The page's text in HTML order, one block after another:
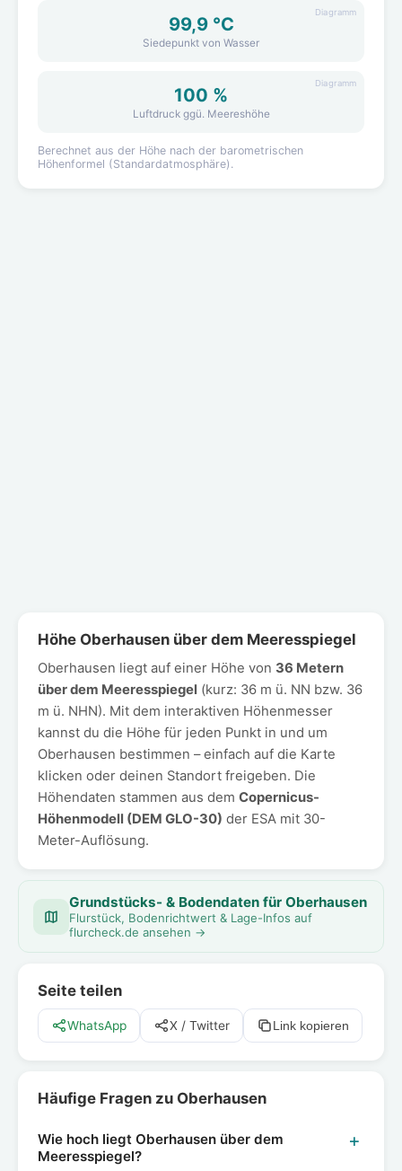
99,9 °C
Siedepunkt von Wasser
Diagramm
100 %
Luftdruck ggü. Meereshöhe
Diagramm
Berechnet aus der Höhe nach der barometrischen
Höhenformel (Standardatmosphäre).
Höhe Oberhausen über dem Meeresspiegel
Oberhausen liegt auf einer Höhe von 36 Metern
über dem Meeresspiegel (kurz: 36 m ü. NN bzw. 36
m ü. NHN). Mit dem interaktiven Höhenmesser
kannst du die Höhe für jeden Punkt in und um
Oberhausen bestimmen – einfach auf die Karte
klicken oder deinen Standort freigeben. Die
Höhendaten stammen aus dem Copernicus-
Höhenmodell (DEM GLO-30) der ESA mit 30-
Meter-Auflösung.
Grundstücks- & Bodendaten für Oberhausen
Flurstück, Bodenrichtwert & Lage-Infos auf
flurcheck.de ansehen →
Seite teilen
WhatsApp X / Twitter Link kopieren
Häufige Fragen zu Oberhausen
Wie hoch liegt Oberhausen über dem
Meeresspiegel?